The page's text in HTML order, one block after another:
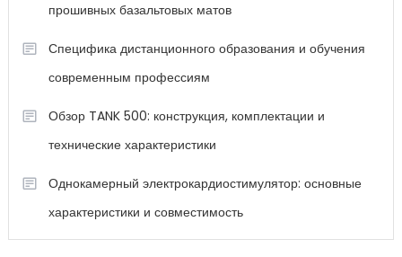
прошивных базальтовых матов
Специфика дистанционного образования и обучения
современным профессиям
Обзор TANK 500: конструкция, комплектации и
технические характеристики
Однокамерный электрокардиостимулятор: основные
характеристики и совместимость